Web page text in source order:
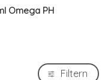
Omega PH
Filtern